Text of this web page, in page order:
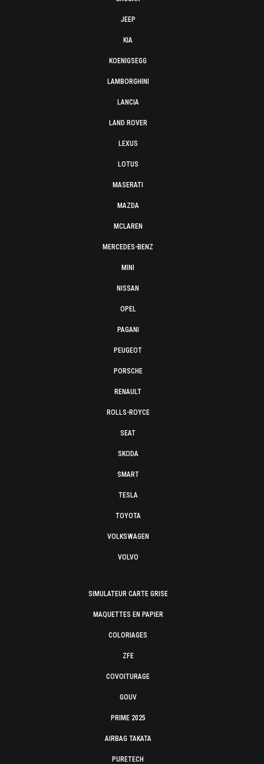
JEEP
KIA
KOENIGSEGG
LAMBORGHINI
LANCIA
LAND ROVER
LEXUS
LOTUS
MASERATI
MAZDA
MCLAREN
MERCEDES-BENZ
MINI
NISSAN
OPEL
PAGANI
PEUGEOT
PORSCHE
RENAULT
ROLLS-ROYCE
SEAT
SKODA
SMART
TESLA
TOYOTA
VOLKSWAGEN
VOLVO
SIMULATEUR CARTE GRISE
MAQUETTES EN PAPIER
COLORIAGES
ZFE
COVOITURAGE
GOUV
PRIME 2025
AIRBAG TAKATA
PURETECH